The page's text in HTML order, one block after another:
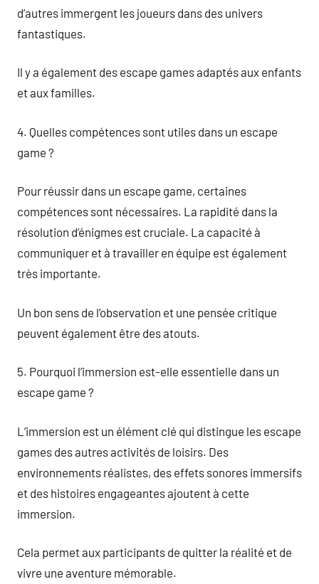
d’autres immergent les joueurs dans des univers
fantastiques.
Il y a également des escape games adaptés aux enfants
et aux familles.
4. Quelles compétences sont utiles dans un escape
game ?
Pour réussir dans un escape game, certaines
compétences sont nécessaires. La rapidité dans la
résolution d’énigmes est cruciale. La capacité à
communiquer et à travailler en équipe est également
très importante.
Un bon sens de l’observation et une pensée critique
peuvent également être des atouts.
5. Pourquoi l’immersion est-elle essentielle dans un
escape game ?
L’immersion est un élément clé qui distingue les escape
games des autres activités de loisirs. Des
environnements réalistes, des effets sonores immersifs
et des histoires engageantes ajoutent à cette
immersion.
Cela permet aux participants de quitter la réalité et de
vivre une aventure mémorable.